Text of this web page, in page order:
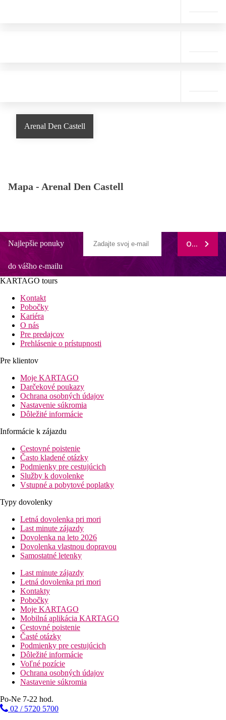
Arenal Den Castell
Mapa - Arenal Den Castell
Najlepšie ponuky
do vášho e-mailu
ODOBERAŤ
KARTAGO tours
Kontakt
Pobočky
Kariéra
O nás
Pre predajcov
Prehlásenie o prístupnosti
Pre klientov
Moje KARTAGO
Darčekové poukazy
Ochrana osobných údajov
Nastavenie súkromia
Dôležité informácie
Informácie k zájazdu
Cestovné poistenie
Často kladené otázky
Podmienky pre cestujúcich
Služby k dovolenke
Vstupné a pobytové poplatky
Typy dovolenky
Letná dovolenka pri mori
Last minute zájazdy
Dovolenka na leto 2026
Dovolenka vlastnou dopravou
Samostatné letenky
Last minute zájazdy
Letná dovolenka pri mori
Kontakty
Pobočky
Moje KARTAGO
Mobilná aplikácia KARTAGO
Cestovné poistenie
Časté otázky
Podmienky pre cestujúcich
Dôležité informácie
Voľné pozície
Ochrana osobných údajov
Nastavenie súkromia
Po-Ne 7-22 hod.
02 / 5720 5700